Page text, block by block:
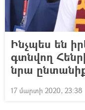
Ինչպես են
գտնվող
նրա
17 մարտի 2020, 23:38